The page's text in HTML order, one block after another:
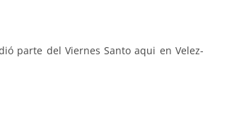
parte del Viernes Santo aqui en Velez-